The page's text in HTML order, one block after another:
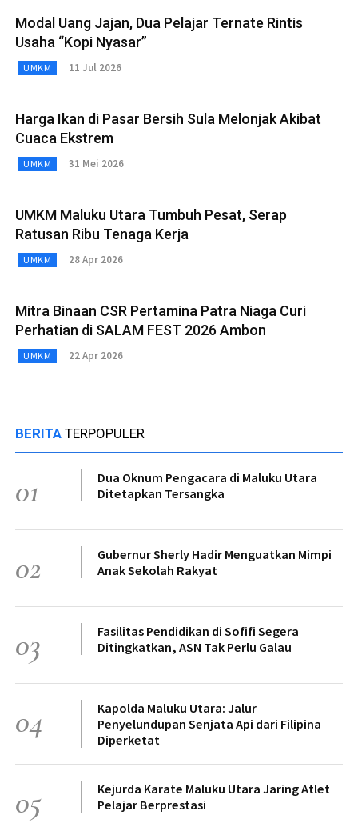
Modal Uang Jajan, Dua Pelajar Ternate Rintis
Usaha “Kopi Nyasar”
UMKM 11 Jul 2026
Harga Ikan di Pasar Bersih Sula Melonjak Akibat
Cuaca Ekstrem
UMKM 31 Mei 2026
UMKM Maluku Utara Tumbuh Pesat, Serap
Ratusan Ribu Tenaga Kerja
UMKM 28 Apr 2026
Mitra Binaan CSR Pertamina Patra Niaga Curi
Perhatian di SALAM FEST 2026 Ambon
UMKM 22 Apr 2026
BERITA TERPOPULER
01
Dua Oknum Pengacara di Maluku Utara
Ditetapkan Tersangka
02
Gubernur Sherly Hadir Menguatkan Mimpi
Anak Sekolah Rakyat
03
Fasilitas Pendidikan di Sofifi Segera
Ditingkatkan, ASN Tak Perlu Galau
04
Kapolda Maluku Utara: Jalur
Penyelundupan Senjata Api dari Filipina
Diperketat
05
Kejurda Karate Maluku Utara Jaring Atlet
Pelajar Berprestasi